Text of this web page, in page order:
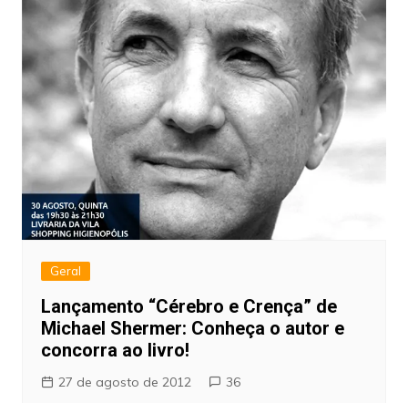
Geral
Lançamento “Cérebro e Crença” de
Michael Shermer: Conheça o autor e
concorra ao livro!
27 de agosto de 2012 36